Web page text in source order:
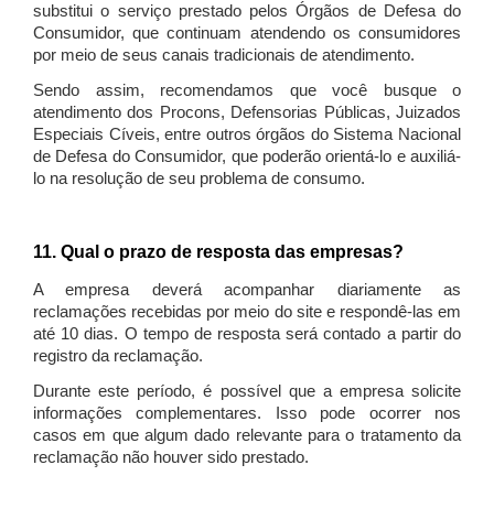
substitui o serviço prestado pelos Órgãos de Defesa do
Consumidor, que continuam atendendo os consumidores
por meio de seus canais tradicionais de atendimento.
Sendo assim, recomendamos que você busque o
atendimento dos Procons, Defensorias Públicas, Juizados
Especiais Cíveis, entre outros órgãos do Sistema Nacional
de Defesa do Consumidor, que poderão orientá-lo e auxiliá-
lo na resolução de seu problema de consumo.
11. Qual o prazo de resposta das empresas?
A empresa deverá acompanhar diariamente as
reclamações recebidas por meio do site e respondê-las em
até 10 dias. O tempo de resposta será contado a partir do
registro da reclamação.
Durante este período, é possível que a empresa solicite
informações complementares. Isso pode ocorrer nos
casos em que algum dado relevante para o tratamento da
reclamação não houver sido prestado.